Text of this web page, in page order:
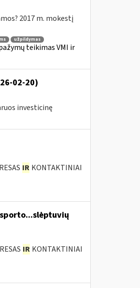
2017 m. mokestį
užpildymas
teikimas VMI ir
02-20)
investicinę
IR KONTAKTINIAI
IR KONTAKTINIAI